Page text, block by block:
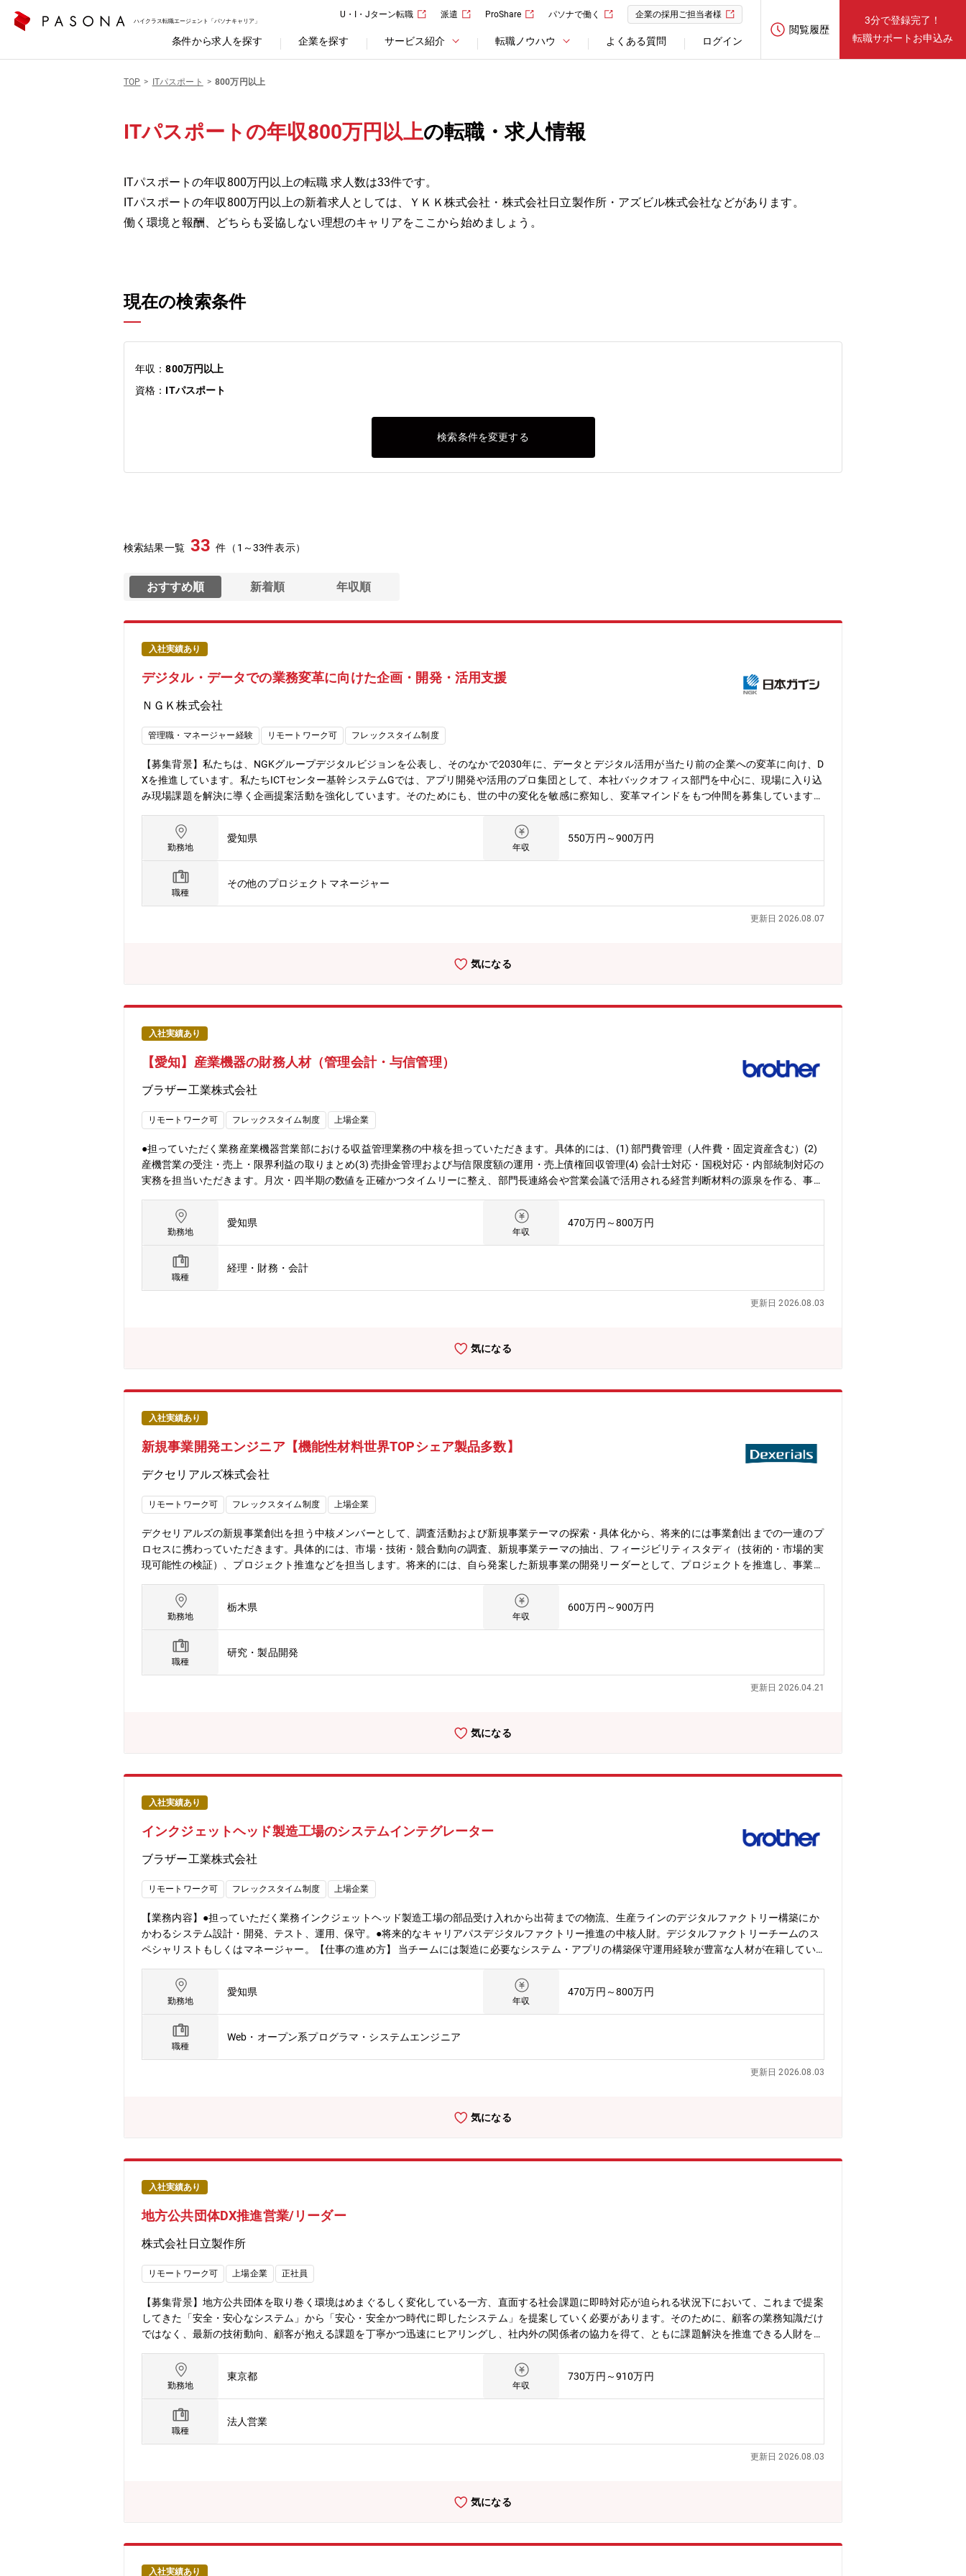
ハイクラス転職エージェント「パソナキャリア」
U・I・Jターン転職 派遣 ProShare パソナで働く 企業の採用ご担当者様
条件から求人を探す 企業を探す サービス紹介 転職ノウハウ よくある質問 ログイン
閲覧履歴
3分で登録完了！
転職サポートお申込み
TOP ITパスポート 800万円以上
ITパスポートの年収800万円以上の転職・求人情報
ITパスポートの年収800万円以上の転職 求人数は33件です。
ITパスポートの年収800万円以上の新着求人としては、ＹＫＫ株式会社・株式会社日立製作所・アズビル株式会社などがあります。
働く環境と報酬、どちらも妥協しない理想のキャリアをここから始めましょう。
現在の検索条件
年収：800万円以上
資格： ITパスポート
検索条件を変更する
検索結果一覧 33 件（1～33件表示）
おすすめ順 新着順 年収順
入社実績あり
デジタル・データでの業務変革に向けた企画・開発・活用支援
ＮＧＫ株式会社
管理職・マネージャー経験 リモートワーク可 フレックスタイム制度
【募集背景】私たちは、NGKグループデジタルビジョンを公表し、そのなかで2030年に、データとデジタル活用が当たり前の企業への変革に向け、D
Xを推進しています。私たちICTセンター基幹システムGでは、アプリ開発や活用のプロ集団として、本社バックオフィス部門を中心に、現場に入り込
み現場課題を解決に導く企画提案活動を強化しています。そのためにも、世の中の変化を敏感に察知し、変革マインドをもつ仲間を募集しています。
「守り」の両面を持ち、事業継続、DX推進のためになくてはならない組織です。 私たち基幹システムGは企業変革に対し、デジタル・データでサポ
ートする専門部隊であり、各部門からの、私たちへの期待値は年々高まっています。 企業の変革ムードも高まり、デジタルビジョンを目標に掲げて
いることからも、経営としても変革に向けた攻めのITへの期待は大きい。このため、提案次第では大きな予算を確保し、新しい技術にもチャレンジで
きる、企業の成長とともに自身の腕も磨けるチャンスがあります。事業のダイナミックな変革や新規価値創出への直接的貢献を体感できる、やりがい
ある仕事です。 将来的には管理職登用の道だけでなく、専門性を活かしたエキスパート職や、ビジネスの中心である事業部門や海外グループ会社に
IT責任者やブリッジ人材として異動する道もあります。【職務の概要】間接業務を中心とした業務変革のためのアプリケーション開発、導入のプロジ
ェクト推進（PL）。基幹系システムの開発・運用への関与はもちろん、本社バックオフィス部門の現場に入り込み、同じ目線で現場課題の整理を行
換あり【業務の詳細】・システム企画提案（RFI、RFP、提案書作成）・プロジェクトマネジメント、プロジェクト推進・パートナーとの共同開発・
勤務地
愛知県
年収
550万円～900万円
職種
その他のプロジェクトマネージャー
更新日 2026.08.07
気になる
入社実績あり
【愛知】産業機器の財務人材（管理会計・与信管理）
ブラザー工業株式会社
リモートワーク可 フレックスタイム制度 上場企業
●担っていただく業務産業機器営業部における収益管理業務の中核を担っていただきます。具体的には、(1) 部門費管理（人件費・固定資産含む）(2)
産機営業の受注・売上・限界利益の取りまとめ(3) 売掛金管理および与信限度額の運用・売上債権回収管理(4) 会計士対応・国税対応・内部統制対応の
実務を担当いただきます。月次・四半期の数値を正確かつタイムリーに整え、部門長連絡会や営業会議で活用される経営判断材料の源泉を作る、事業
注売上管理・与信管理の実務に従事いただきます。3～5年で管理・オペレーションGのサブリーダーとして、レポーティング業務や監査対応の取り■
仕事の進め方産業機器事業の収益管理という事業の根幹に関わり、自らが整えた数値が経営層の意思決定や営業戦略に直結する手応えを実感できるポ
ジションです。部門費・売上・限界利益・与信といった経営の重要KPIを横断的に扱い、役員週報や営業会議など、トップマネジメントが日々参照す
る情報の源泉を担います。会計士対応や内部統制など高い正確性が求められる業務に加え、Salesforce、CPQ見積システムやBI(Tableau)などを活用し
た業務効率化、属人化解消、生産販売管理プロセスの改革にも挑戦可能です。「数値で事業を動かす」実感が得られ、専門性と推進力の両方を磨ける
環境です。■組織ミッション生産・販売・物流の全体最適を実現し、標準化とデータ活用で工数/ミスを削減。生産情報連携、重量輸送品質、BMI（イ
ンド工場）安定化、組織活性化の4テーマを重点的に推進。■仕事の魅力・やりがい開発部が中心の事業部なので、企画から開発、製品立ち上げ、顧
て2年も経てば機構丸ごと担当し、自分が設計した充実感でミシンがわが子のようにかわいいです。■技術力当グループは産業機器の管理会計・与信
環境です。■入社後の研修体制全社共通の階層別・選択型研修やグローバル研修、キャリア開発支援はもちろんのこと業界特有のミシン教育やPLC教
を担う仲間を募集します。部門費管理・売上限界利益管理・与信管理・監査対応といった事業運営の屋台骨となる業務に加え、SalesforceやBI(Tablea
u)を活用した業務標準化・効率化、生産販売管理プロセス改革といった重点テーマを加速させるフェーズにあります。経営判断を支える数値を自らの
手で組み立て、ベテランの知見を引き継ぎながら新たな仕組みを構築したい方にとって、自身の経験を存分に発揮し新たな価値を生み出せる絶好のタ
イミングです。●職場環境20代～50代のチームで、新しい技術を積極的に採用していける職場です。経験者採用入社者も多く活躍しています。 在宅
勤務：基本運用ルール通り週2日までの在宅勤務が可能です。
勤務地
愛知県
年収
470万円～800万円
職種
経理・財務・会計
更新日 2026.08.03
気になる
入社実績あり
新規事業開発エンジニア【機能性材料世界TOPシェア製品多数】
デクセリアルズ株式会社
リモートワーク可 フレックスタイム制度 上場企業
デクセリアルズの新規事業創出を担う中核メンバーとして、調査活動および新規事業テーマの探索・具体化から、将来的には事業創出までの一連のプ
ロセスに携わっていただきます。具体的には、市場・技術・競合動向の調査、新規事業テーマの抽出、フィージビリティスタディ（技術的・市場的実
現可能性の検証）、プロジェクト推進などを担当します。将来的には、自ら発案した新規事業の開発リーダーとして、プロジェクトを推進し、事業化
くことを期待しております。フィージビリティスタディ後は、開発部門へテーマを引き渡すことを基本としつつ、ご本人の志向や適性に応じて、その
まま開発フェーズまで関与することも可能です。? 新規事業創出のための調査活動の実施? 調査結果に基づく新規事業テーマの抽出およびフィージビ
リティスタディの実施? データやデジタルツールを活用した調査・分析業務の効率化? 社内関連部署や社外パートナーとの連携・調整【募集背景】20
24年から新中期経営計画「進化の実現」を掲げているデクセリアルズは、新たなビジネス創出と既存事業の質的向上・DX化を推進することで、更な
る成長を目指しています。私たちの部署では、新しいビジネスの種を見つけるための市場調査、顧客ニーズの分析、技術動向の調査など、多岐にわた
る調査活動を行っています。また、調査業務を効率的かつ高度に進めるため、データ活用やデジタルツールの導入にも取り組んでいます。今後の事業
展開を見据え、探索テーマの質とスピードをさらに高めていくためには、技術的なバックグラウンドを活かしながら、新規事業創出に向けた調査およ
残業時間10時間程度/月■リモートワーク・フレックス制度の活用度合いリモートワーク：週1回程度フレックス制度：あり。柔軟な働き方ができる環
勤務地
栃木県
年収
600万円～900万円
職種
研究・製品開発
更新日 2026.04.21
気になる
入社実績あり
インクジェットヘッド製造工場のシステムインテグレーター
ブラザー工業株式会社
リモートワーク可 フレックスタイム制度 上場企業
【業務内容】●担っていただく業務インクジェットヘッド製造工場の部品受け入れから出荷までの物流、生産ラインのデジタルファクトリー構築にか
かわるシステム設計・開発、テスト、運用、保守。●将来的なキャリアパスデジタルファクトリー推進の中核人財。デジタルファクトリーチームのス
ペシャリストもしくはマネージャー。【仕事の進め方】 当チームには製造に必要なシステム・アプリの構築保守運用経験が豊富な人材が在籍してい
衝・合意形成も含め、デジタルファクトリー構築業務を担っていただきます。 ゆくゆくは同社の全社情報システムを統括するIT戦略部とも全社基盤
の連携等で協働いただく想定をしております。【組織ミッション】 部門：インクジェットプリンタのキーパーツ生産において業界最高レベルの生産
効率の獲得、顧客への最高レベルの価値提供 ITチーム：製造現場における業務改善/効率化、データ・IT活用の企画および推進【仕事の魅力・
やりがい】 デジタルファクトリー化・自動化というテーマを製造現場に近いところで取り組むことで、ものづくりプロセスを根本から変革する実感
を得ながら業務推進しています。自身の提案を具現化することが現場の生産性向上や品質向上に直結し、グローバルな製造拠点への波及効果も大きい
仕事です。また、多様な専門家と協働しながら、自身の技術力・マネジメント力を大きく伸ばすことができます。【技術力】 インクジェットヘッド
生産におけるデータベース構築やIoT技術活用、データ活用、分析基盤構築に豊富な実績があります。社内外のエンジニアと連携し、クラウド技術や
研修、キャリア開発支援に加え、当部門ではOJTや外部専門家と連携した多様な教育機会を提供しています。これにより、個人の技術力だけでなく、
方針として掲げています。そのインクジェットヘッドの製造主力工場である星崎工場では、製造プロセスの完全自動化と正確かつリアルタイムな生産
中心となるプロフェッショナルな人財を募集しています。【会社Vision】 ブラザーグループビジョン「At your side 2030」では、「世界中の “あなた”
像】・チームや関係部門の目標達成に向けて、施策を立案・実行し、成果を出せる方 社内外の多様な関係者と調整・交渉し、合意形成ができる方 チ
ームやグループの人材育成に熱意を持ち、実践できる方 ・複雑性・新規性の高い課題に対して、柔軟かつ論理的に対応できる方【職場環境】 ●想定残
業時間(繁忙期と通常）通常：月10～20時間程度／繁忙期：月40時間程度●出張の有無・頻度・行先など国内出張：1~4回／年、 海外出張：業務内容
によっては機会あり
勤務地
愛知県
年収
470万円～800万円
職種
Web・オープン系プログラマ・システムエンジニア
更新日 2026.08.03
気になる
入社実績あり
地方公共団体DX推進営業/リーダー
株式会社日立製作所
リモートワーク可 上場企業 正社員
【募集背景】地方公共団体を取り巻く環境はめまぐるしく変化している一方、直面する社会課題に即時対応が迫られる状況下において、これまで提案
してきた「安全・安心なシステム」から「安心・安全かつ時代に即したシステム」を提案していく必要があります。そのために、顧客の業務知識だけ
ではなく、最新の技術動向、顧客が抱える課題を丁寧かつ迅速にヒアリングし、社内外の関係者の協力を得て、ともに課題解決を推進できる人財を募
テムの新規構築、システム刷新についての企画・提案を行います。お客様と共に社会インフラを支えながら、新しい社会を目指した未来につながるチ
ャレンジをしています。【業務系事業】・お客様の課題や事業方針に沿った業務改善・DX化を提案する活動【インフラ系事業】・日立の技術だけで
はなく、他社との協創により、お客様の業務改革および利用者サービスの向を目的とした、インフラ基盤の構築、提案する活動【職務詳細】◆各案件
の現場取り纏めとして、上長と相談をしながら、案件全体を把握、今後の計画を立案し推進していただきます。 また、担当のお客様との関係を深
化・構築するため、お客様の課題、組織構造、意思決定の仕組みを理解し、最適なソリューション・クラウドサービス・デジタルサービス(IT・OT・
プロダクト)などを組み合わせて提案活動に従事いただきます。◆社会課題、業界のトレンドやニーズ等、価値起点を視野に入れた情報収集・分析を
通じて社会イノベーション事業に貢献いただきます【ポジションの魅力・やりがい・キャリアパス】◆魅力お客様接点の最前線に立つ営業として、
アパス課題解決を実現する提案の実体験を通じて知見を蓄積することができ、同時に大規模組織を牽引するリーダに向けて自身のキャリア研鑽に繋げ
で継続的に教育カリキュラムが組まれており、年次にあった研修制度によりスキル向上を図ります。若手を中心に経験者採用で活躍しているメンバー
勤務地
東京都
年収
730万円～910万円
職種
法人営業
更新日 2026.08.03
気になる
入社実績あり